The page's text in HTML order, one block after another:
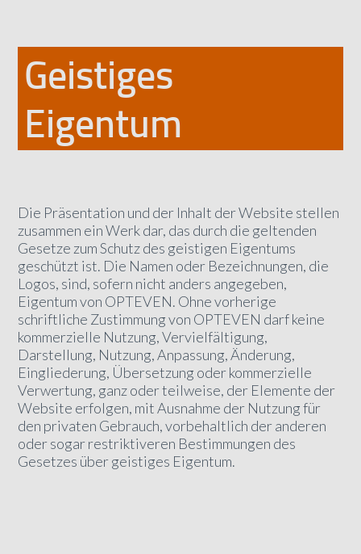
Geistiges
Eigentum
Die Präsentation und der Inhalt der Website stellen
zusammen ein Werk dar, das durch die geltenden
Gesetze zum Schutz des geistigen Eigentums
geschützt ist. Die Namen oder Bezeichnungen, die
Logos, sind, sofern nicht anders angegeben,
Eigentum von OPTEVEN. Ohne vorherige
schriftliche Zustimmung von OPTEVEN darf keine
kommerzielle Nutzung, Vervielfältigung,
Darstellung, Nutzung, Anpassung, Änderung,
Eingliederung, Übersetzung oder kommerzielle
Verwertung, ganz oder teilweise, der Elemente der
Website erfolgen, mit Ausnahme der Nutzung für
den privaten Gebrauch, vorbehaltlich der anderen
oder sogar restriktiveren Bestimmungen des
Gesetzes über geistiges Eigentum.